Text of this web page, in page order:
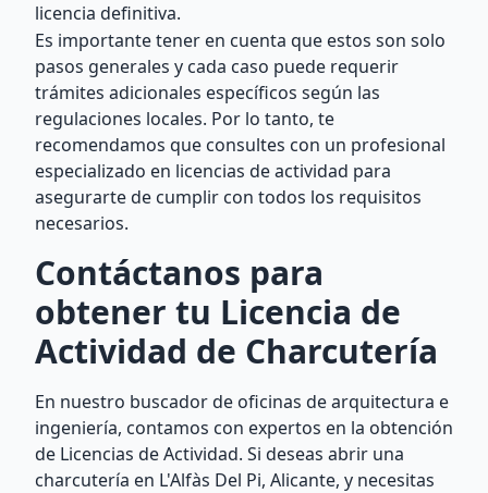
licencia definitiva.
Es importante tener en cuenta que estos son solo
pasos generales y cada caso puede requerir
trámites adicionales específicos según las
regulaciones locales. Por lo tanto, te
recomendamos que consultes con un profesional
especializado en licencias de actividad para
asegurarte de cumplir con todos los requisitos
necesarios.
Contáctanos para
obtener tu Licencia de
Actividad de Charcutería
En nuestro buscador de oficinas de arquitectura e
ingeniería, contamos con expertos en la obtención
de Licencias de Actividad. Si deseas abrir una
charcutería en L'Alfàs Del Pi, Alicante, y necesitas